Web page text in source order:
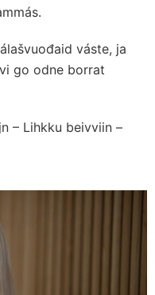
váste, ja
go odne borrat
– Lihkku beivviin –